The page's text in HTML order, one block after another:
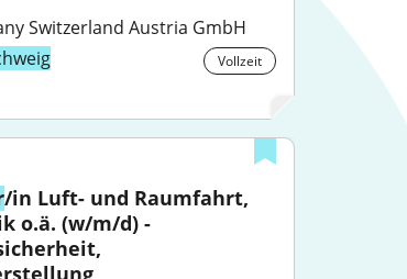
Switzerland Austria GmbH
Vollzeit
/in Luft- und Raumfahrt,
o.ä. (w/m/d) -